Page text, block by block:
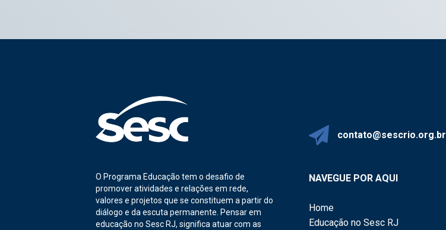
contato@sescrio.org.br
O Programa Educação tem o desafio de
promover atividades e relações em rede,
valores e projetos que se constituem a partir do
diálogo e da escuta permanente. Pensar em
educação no Sesc RJ, significa atuar com as
NAVEGUE POR AQUI
Home
Educação no Sesc RJ